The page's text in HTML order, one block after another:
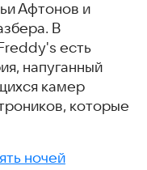
Афтонов и
В
есть
напуганный
камер
которые
ночей